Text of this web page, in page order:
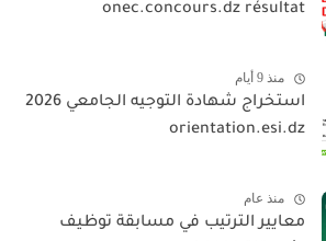
onec.concours.dz résultat
منذ 9 أيام
استخراج شهادة التوجيه الجامعي 2026
orientation.esi.dz
منذ عام
معايير الترتيب في مسابقة توظيف